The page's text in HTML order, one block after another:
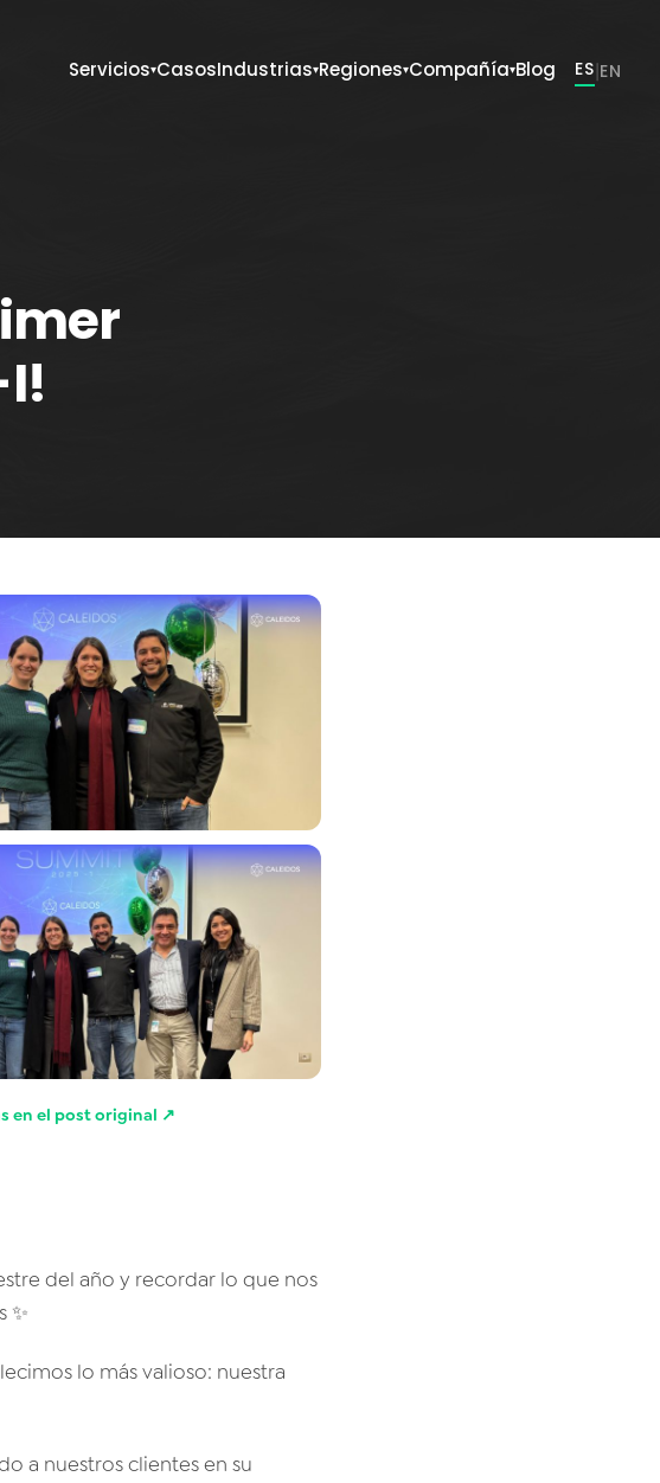
Servicios▾CasosIndustrias▾Regiones▾Compañía▾Blog ES|EN
en el post original ↗
del año y recordar lo que nos
✨
lo más valioso: nuestra
a nuestros clientes en su